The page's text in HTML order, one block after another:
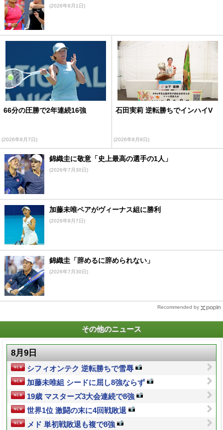
(2026年8月1日)
66分の圧勝で2年連続16強
(2026年8月7日)
石田実莉 逆転勝ちでインハイV
(2026年8月8日)
錦織圭に敬意「史上最高の選手の1人」
(2026年7月30日)
加藤未唯ペアがヴィーナス組に勝利
(2026年8月7日)
錦織圭「辞めるに辞められない」
(2026年7月30日)
Recommended by
その他のニュース
8月9日
シフィオンテク 逆転勝ちで雪辱
加藤未唯組 シードに屈し8強ならず
19歳 マスターズ3大会連続で8強
世界1位 激闘の末に4回戦敗退
メド 単初戦敗退も複で8強